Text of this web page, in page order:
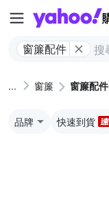
窗簾配件
窗簾 窗簾配件
品牌 快速到貨